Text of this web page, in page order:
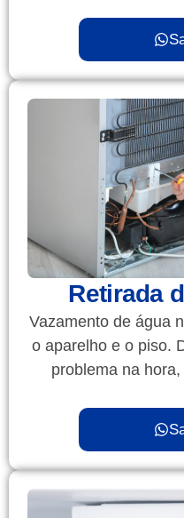
Retirada
Vazamento de água
o aparelho e o piso.
problema na